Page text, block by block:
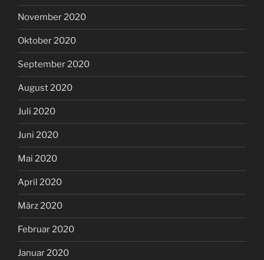
November 2020
Oktober 2020
September 2020
August 2020
Juli 2020
Juni 2020
Mai 2020
April 2020
März 2020
Februar 2020
Januar 2020